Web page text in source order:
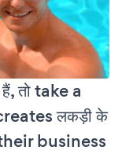
तो take a
लकड़ी के
their business